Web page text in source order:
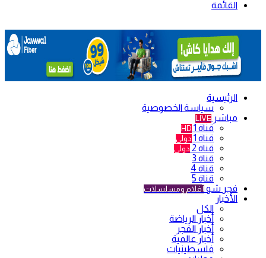
القائمة
الرئيسية
سياسة الخصوصية
مباشر LIVE
قناة 1 HD
قناة 1 دولي
قناة 2 دولي
قناة 3
قناة 4
قناة 5
فجر شو أفلام ومسلسلات
الأخبار
الكل
أخبار الرياضة
أخبار الفجر
أخبار عالمية
فلسطينيات